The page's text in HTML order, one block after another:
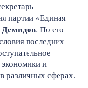
партии «Единая
Демидов. По его
последних
экономики и
различных сферах.